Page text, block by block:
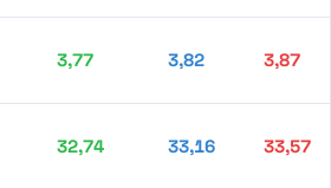
3,77 3,82 3,87
32,74 33,16 33,57